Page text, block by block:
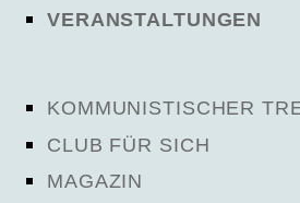
VERANSTALTUNGEN
KOMMUNISTISCHER
CLUB FÜR SICH
MAGAZIN